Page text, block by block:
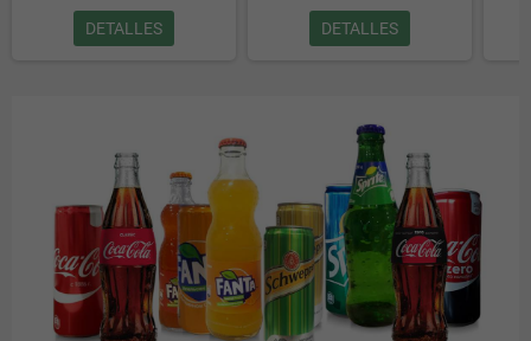
DETALLES DETALLES